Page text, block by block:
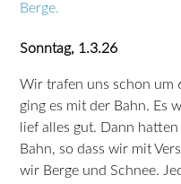
Sonntag, 1.3.26
Wir trafen uns schon um
ging es mit der Bahn. Es
lief alles gut. Dann
Bahn, so dass wir mit
wir Berge und Schnee.